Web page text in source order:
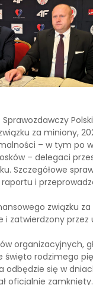
za miniony,
– w tym po
– delegaci
Szczegółowe
raportu i
związku
i zatwierdzony
rodzimego
się w
oficjalnie zamknięty.